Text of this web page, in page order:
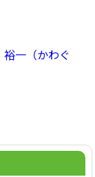
一（かわぐ